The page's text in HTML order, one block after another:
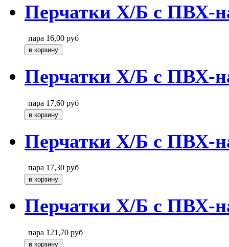
Перчатки Х/Б с ПВХ-
пара 16,00 руб
Перчатки Х/Б с ПВХ-
пара 17,60 руб
Перчатки Х/Б с ПВХ-
пара 17,30 руб
Перчатки Х/Б с ПВХ-
пара 121,70 руб